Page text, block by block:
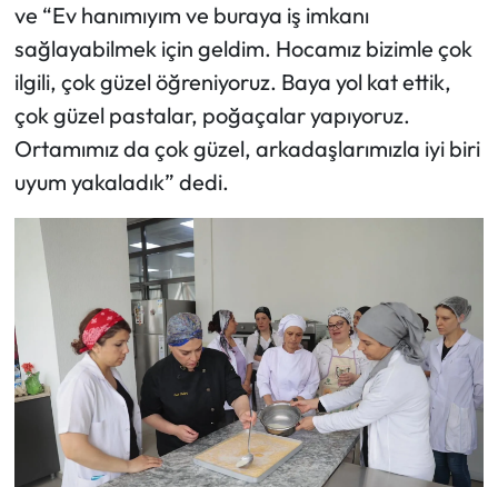
ve “Ev hanımıyım ve buraya iş imkanı
sağlayabilmek için geldim. Hocamız bizimle çok
ilgili, çok güzel öğreniyoruz. Baya yol kat ettik,
çok güzel pastalar, poğaçalar yapıyoruz.
Ortamımız da çok güzel, arkadaşlarımızla iyi biri
uyum yakaladık” dedi.